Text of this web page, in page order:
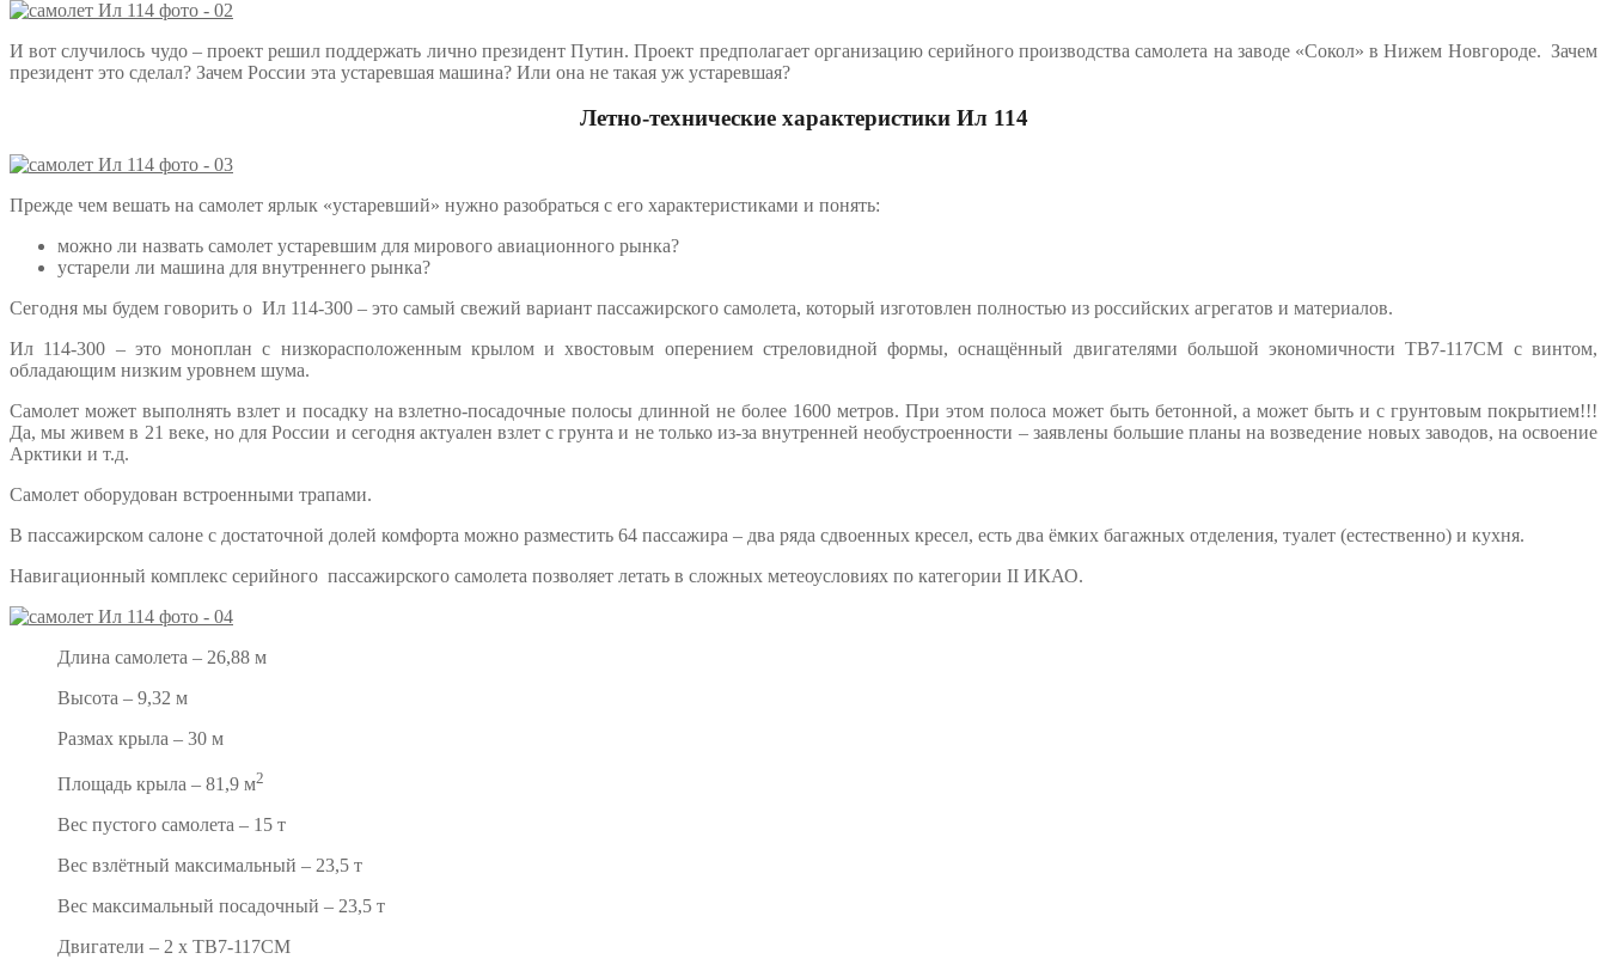
И вот случилось чудо – проект решил поддержать лично президент Путин. Проект предполагает организацию серийного производства самолета на заводе «Сокол» в Нижем Новгороде. Зачем
президент это сделал? Зачем России эта устаревшая машина? Или она не такая уж устаревшая?
Летно-технические характеристики Ил 114
Прежде чем вешать на самолет ярлык «устаревший» нужно разобраться с его характеристиками и понять:
можно ли назвать самолет устаревшим для мирового авиационного рынка?
устарели ли машина для внутреннего рынка?
Сегодня мы будем говорить о Ил 114-300 – это самый свежий вариант пассажирского самолета, который изготовлен полностью из российских агрегатов и материалов.
Ил 114-300 – это моноплан с низкорасположенным крылом и хвостовым оперением стреловидной формы, оснащённый двигателями большой экономичности ТВ7-117СМ с винтом,
обладающим низким уровнем шума.
Самолет может выполнять взлет и посадку на взлетно-посадочные полосы длинной не более 1600 метров. При этом полоса может быть бетонной, а может быть и с грунтовым покрытием!!!
Да, мы живем в 21 веке, но для России и сегодня актуален взлет с грунта и не только из-за внутренней необустроенности – заявлены большие планы на возведение новых заводов, на освоение
Арктики и т.д.
Самолет оборудован встроенными трапами.
В пассажирском салоне с достаточной долей комфорта можно разместить 64 пассажира – два ряда сдвоенных кресел, есть два ёмких багажных отделения, туалет (естественно) и кухня.
Навигационный комплекс серийного пассажирского самолета позволяет летать в сложных метеоусловиях по категории II ИКАО.
Длина самолета – 26,88 м
Высота – 9,32 м
Размах крыла – 30 м
Площадь крыла – 81,9 м2
Вес пустого самолета – 15 т
Вес взлётный максимальный – 23,5 т
Вес максимальный посадочный – 23,5 т
Двигатели – 2 х ТВ7-117СМ